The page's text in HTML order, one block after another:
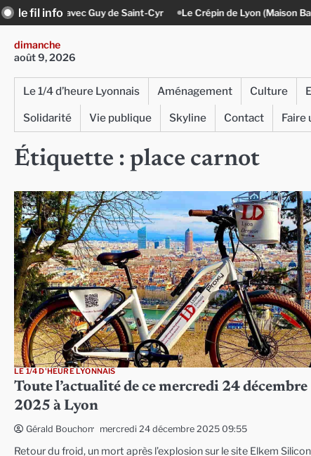
Skip
to
content
le fil info
Guy de Saint-Cyr Le Crépin de Lyon (Maison Baudière) :
dimanche
août 9, 2026
Le 1/4 d’heure Lyonnais Aménagement Culture
Solidarité
Vie publique Skyline Contact Faire
Étiquette : place carnot
LE 1/4 D'HEURE LYONNAIS
Toute l’actualité de ce mercredi 24 décembre
2025 à Lyon
Gérald Bouchon mercredi 24 décembre 2025 09:55
Retour du froid, un mort après l’explosion sur le site Elkem